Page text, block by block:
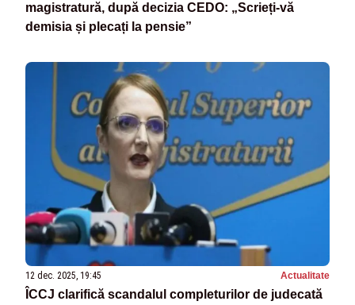
magistratură, după decizia CEDO: „Scrieți-vă
demisia și plecați la pensie”
12 dec. 2025, 19:45 Actualitate
ÎCCJ clarifică scandalul completurilor de judecată